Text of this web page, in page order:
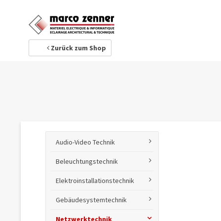
Zurück zum Shop
1 Ihre Adresse
Audio-Video Technik
Beleuchtungstechnik
Elektroinstallationstechnik
Gebäudesystemtechnik
Netzwerktechnik